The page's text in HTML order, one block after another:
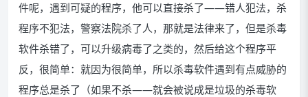
件呢，遇到可疑的程序，他可以直接杀了——错人犯法，杀
程序不犯法，警察法院杀了人，那就是法律来了，但是杀毒
软件杀错了，可以升级病毒了之类的，然后给这个程序平
反，很简单：就因为很简单，所以杀毒软件遇到有点威胁的
程序总是杀了（如果不杀——就会被说成是垃圾的杀毒软